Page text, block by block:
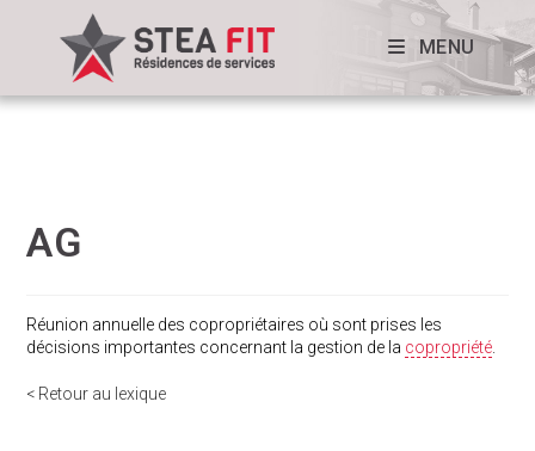
MENU
AG
Réunion annuelle des copropriétaires où sont prises les
décisions importantes concernant la gestion de la copropriété
< Retour au lexique